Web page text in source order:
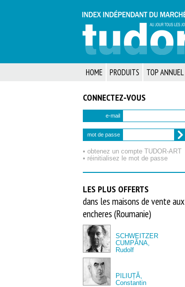
HOME PRODUITS TOP ANNUEL
CONNECTEZ‑VOUS
e-mail
mot de passe
• obtenez un compte TUDOR‑ART
• réinitialisez le mot de passe
LES PLUS OFFERTS
dans les maisons de vente aux
encheres (Roumanie)
SCHWEITZER
CUMPĂNA,
Rudolf
PILIUȚĂ,
Constantin